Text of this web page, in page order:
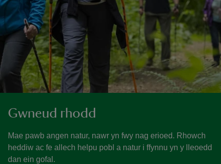
Gwneud rhodd
Mae pawb angen natur, nawr yn fwy nag erioed. Rhowch
heddiw ac fe allech helpu pobl a natur i ffynnu yn y lleoedd
dan ein gofal.